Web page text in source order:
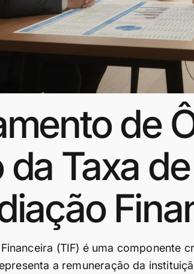
de
Taxa de
(TIF) é uma componente
a remuneração da